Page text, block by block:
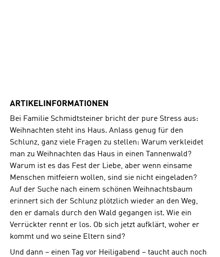
ARTIKELINFORMATIONEN
Bei Familie Schmidtsteiner bricht der pure Stress aus:
Weihnachten steht ins Haus. Anlass genug für den
Schlunz, ganz viele Fragen zu stellen: Warum verkleidet
man zu Weihnachten das Haus in einen Tannenwald?
Warum ist es das Fest der Liebe, aber wenn einsame
Menschen mitfeiern wollen, sind sie nicht eingeladen?
Auf der Suche nach einem schönen Weihnachtsbaum
erinnert sich der Schlunz plötzlich wieder an den Weg,
den er damals durch den Wald gegangen ist. Wie ein
Verrückter rennt er los. Ob sich jetzt aufklärt, woher er
kommt und wo seine Eltern sind?
Und dann – einen Tag vor Heiligabend – taucht auch noch